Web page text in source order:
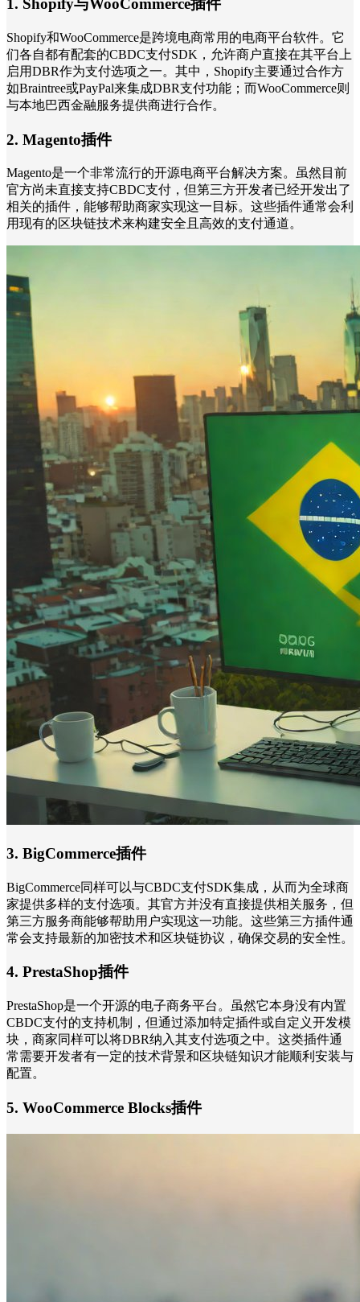
1. Shopify与WooCommerce插件
Shopify和WooCommerce是跨境电商常用的电商平台软件。它
们各自都有配套的CBDC支付SDK，允许商户直接在其平台上
启用DBR作为支付选项之一。其中，Shopify主要通过合作方
如Braintree或PayPal来集成DBR支付功能；而WooCommerce则
与本地巴西金融服务提供商进行合作。
2. Magento插件
Magento是一个非常流行的开源电商平台解决方案。虽然目前
官方尚未直接支持CBDC支付，但第三方开发者已经开发出了
相关的插件，能够帮助商家实现这一目标。这些插件通常会利
用现有的区块链技术来构建安全且高效的支付通道。
3. BigCommerce插件
BigCommerce同样可以与CBDC支付SDK集成，从而为全球商
家提供多样的支付选项。其官方并没有直接提供相关服务，但
第三方服务商能够帮助用户实现这一功能。这些第三方插件通
常会支持最新的加密技术和区块链协议，确保交易的安全性。
4. PrestaShop插件
PrestaShop是一个开源的电子商务平台。虽然它本身没有内置
CBDC支付的支持机制，但通过添加特定插件或自定义开发模
块，商家同样可以将DBR纳入其支付选项之中。这类插件通
常需要开发者有一定的技术背景和区块链知识才能顺利安装与
配置。
5. WooCommerce Blocks插件